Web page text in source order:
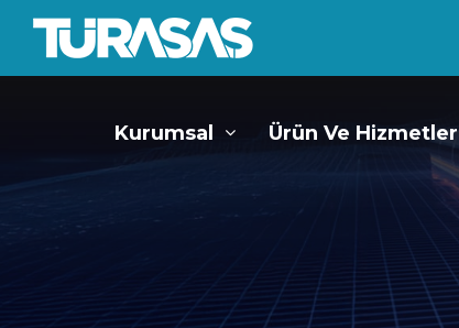
Kurumsal Ürün Ve Hizmetler